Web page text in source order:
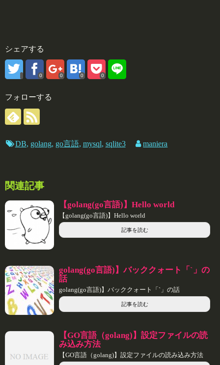
シェアする
0 0 0 0
フォローする
DB, golang, go言語, mysql, sqlite3 maniera
関連記事
【golang(go言語)】Hello world
【golang(go言語)】Hello world
記事を読む
golang(go言語)】バッククォート「`」の
話
golang(go言語)】バッククォート「`」の話
記事を読む
【GO言語（golang)】設定ファイルの読
み込み方法
【GO言語（golang)】設定ファイルの読み込み方法